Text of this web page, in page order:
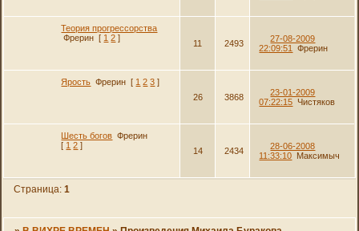
Теория прогрессорства
Фрерин [ 1 2 ]
11 2493
27-08-2009
22:09:51
Фрерин
Ярость Фрерин [ 1 2 3 ]
26
3868
23-01-2009
07:22:15 Чистяков
Шесть богов Фрерин
[ 1 2 ]
14 2434
28-06-2008
11:33:10 Максимыч
Страница: 1